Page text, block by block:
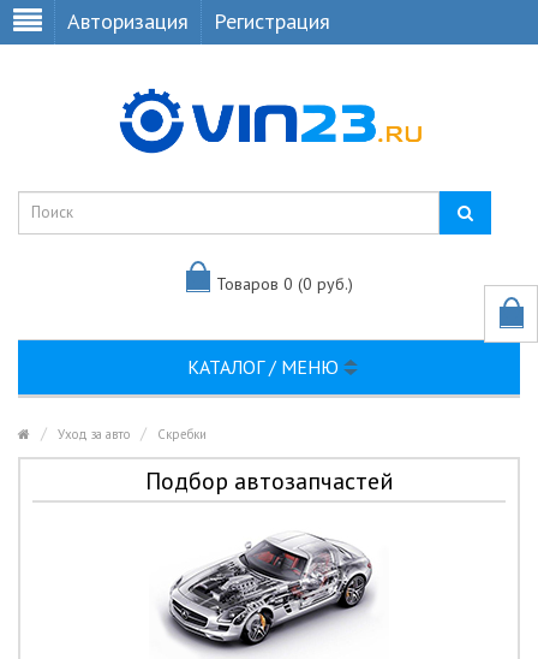
Авторизация Регистрация
Товаров 0 (0 руб.)
КАТАЛОГ / МЕНЮ
Уход за авто Скребки
Подбор автозапчастей